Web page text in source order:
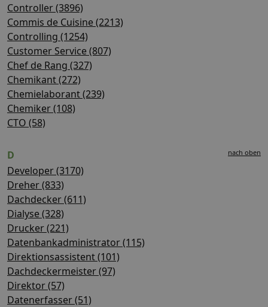
Controller (3896)
Commis de Cuisine (2213)
Controlling (1254)
Customer Service (807)
Chef de Rang (327)
Chemikant (272)
Chemielaborant (239)
Chemiker (108)
CTO (58)
D nach oben
Developer (3170)
Dreher (833)
Dachdecker (611)
Dialyse (328)
Drucker (221)
Datenbankadministrator (115)
Direktionsassistent (101)
Dachdeckermeister (97)
Direktor (57)
Datenerfasser (51)